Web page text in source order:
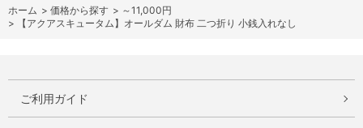
ホーム > 価格から探す > ～11,000円
>
【アクアスキュータム】オールダム 財布 二つ折り 小銭入れなし
ご利用ガイド